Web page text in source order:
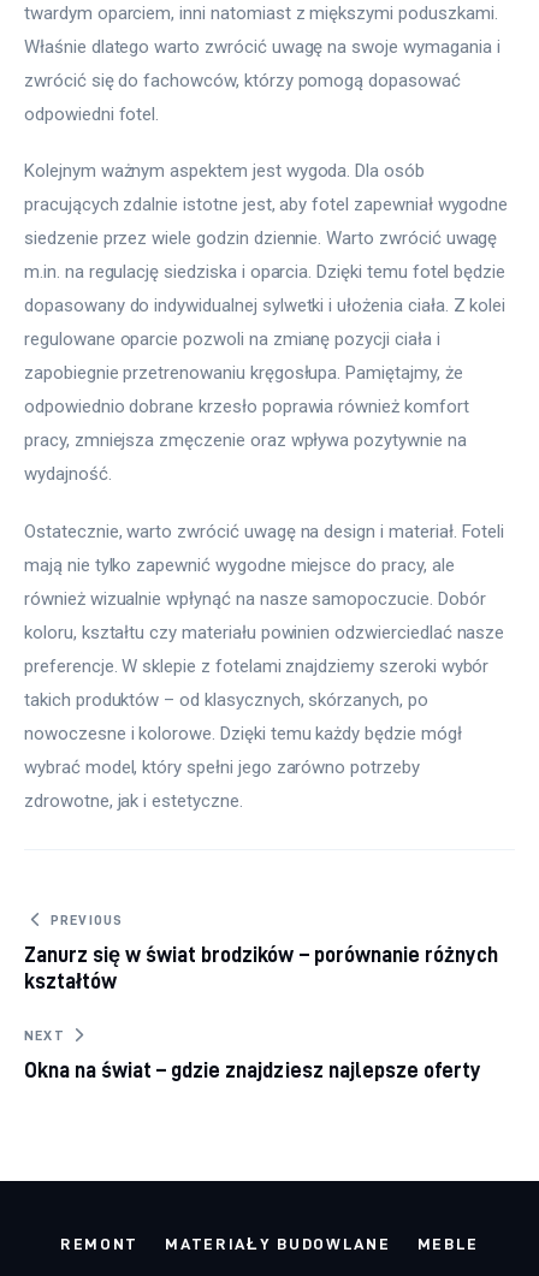
twardym oparciem, inni natomiast z miększymi poduszkami.
Właśnie dlatego warto zwrócić uwagę na swoje wymagania i
zwrócić się do fachowców, którzy pomogą dopasować
odpowiedni fotel.
Kolejnym ważnym aspektem jest wygoda. Dla osób
pracujących zdalnie istotne jest, aby fotel zapewniał wygodne
siedzenie przez wiele godzin dziennie. Warto zwrócić uwagę
m.in. na regulację siedziska i oparcia. Dzięki temu fotel będzie
dopasowany do indywidualnej sylwetki i ułożenia ciała. Z kolei
regulowane oparcie pozwoli na zmianę pozycji ciała i
zapobiegnie przetrenowaniu kręgosłupa. Pamiętajmy, że
odpowiednio dobrane krzesło poprawia również komfort
pracy, zmniejsza zmęczenie oraz wpływa pozytywnie na
wydajność.
Ostatecznie, warto zwrócić uwagę na design i materiał. Foteli
mają nie tylko zapewnić wygodne miejsce do pracy, ale
również wizualnie wpłynąć na nasze samopoczucie. Dobór
koloru, kształtu czy materiału powinien odzwierciedlać nasze
preferencje. W sklepie z fotelami znajdziemy szeroki wybór
takich produktów – od klasycznych, skórzanych, po
nowoczesne i kolorowe. Dzięki temu każdy będzie mógł
wybrać model, który spełni jego zarówno potrzeby
zdrowotne, jak i estetyczne.
Nawigacja
wpisu
PREVIOUS
Zanurz się w świat brodzików – porównanie różnych
kształtów
NEXT
Okna na świat – gdzie znajdziesz najlepsze oferty
REMONT MATERIAŁY BUDOWLANE MEBLE